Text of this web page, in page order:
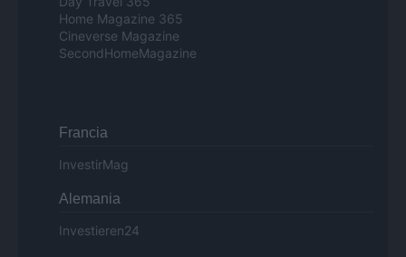
Home Magazine 365
Cineverse Magazine
SecondHomeMagazine
Francia
InvestirMag
Alemania
Investieren24